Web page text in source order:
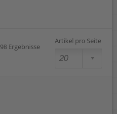
98 Ergebnisse
Artikel pro Seite